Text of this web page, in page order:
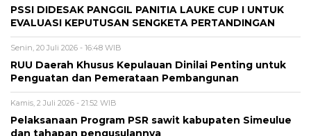
PSSI DIDESAK PANGGIL PANITIA LAUKE CUP I UNTUK
EVALUASI KEPUTUSAN SENGKETA PERTANDINGAN
Senin, 20 Juli 2026 - 16:48 WIB
RUU Daerah Khusus Kepulauan Dinilai Penting untuk
Penguatan dan Pemerataan Pembangunan
Kamis, 2 Juli 2026 - 21:52 WIB
Pelaksanaan Program PSR sawit kabupaten Simeulue
dan tahapan pengusulannya